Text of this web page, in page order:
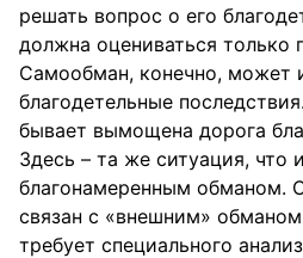
решать вопрос о его
должна оцениваться только
Самообман, конечно, может
благодетельные
бывает вымощена дорога
Здесь – та же ситуация, что
благонамеренным обманом.
связан с «внешним»
требует специального